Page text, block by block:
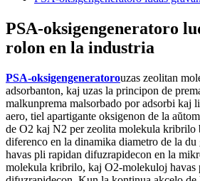
PSA-oksigengeneratoro
rolon en la industria
PSA-oksigengeneratorouzas zeolitan
adsorbanton, kaj uzas la principon de
malkunprema malsorbado por adsorbi kaj
aero, tiel apartigante oksigenon de la
de O2 kaj N2 per zeolita molekula kribrilo
diferenco en la dinamika diametro de la
havas pli rapidan difuzrapidecon en la
molekula kribrilo, kaj O2-molekuloj havas